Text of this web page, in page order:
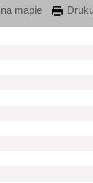
mapie